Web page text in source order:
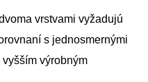
vrstvami vyžadujú
s jednosmernými
výrobným